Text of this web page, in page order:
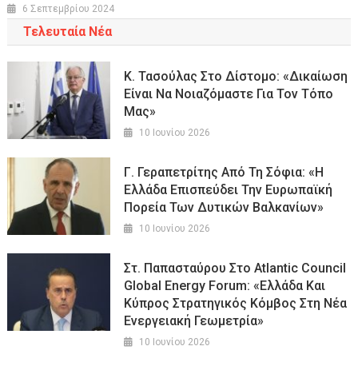
6 Σεπτεμβρίου 2024
Τελευταία Νέα
Κ. Τασούλας Στο Δίστομο: «Δικαίωση
Είναι Να Νοιαζόμαστε Για Τον Τόπο
Μας»
10 Ιουνίου 2026
Γ. Γεραπετρίτης Από Τη Σόφια: «Η
Ελλάδα Επισπεύδει Την Ευρωπαϊκή
Πορεία Των Δυτικών Βαλκανίων»
10 Ιουνίου 2026
Στ. Παπασταύρου Στο Atlantic Council
Global Energy Forum: «Ελλάδα Και
Κύπρος Στρατηγικός Κόμβος Στη Νέα
Ενεργειακή Γεωμετρία»
10 Ιουνίου 2026